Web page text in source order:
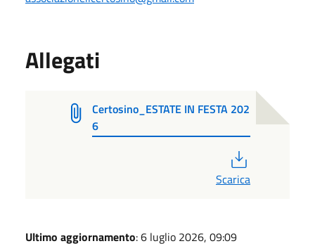
Allegati
Certosino_ESTATE IN FESTA 202
6
Scarica
Ultimo aggiornamento: 6 luglio 2026, 09:09